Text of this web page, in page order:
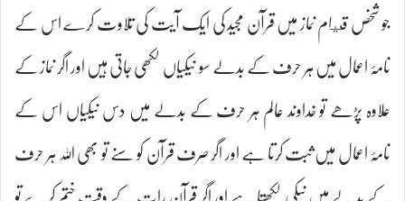
جو شخص قيام نماز میں قرآن مجید کی ایک آیت کی تلاوت کرے اس کے
نامۂ اعمال میں ہر حرف کے بدلے سو نیکیاں لکھی جاتی ہیں اور اگر نماز کے
علاوہ پڑھے تو خداوند عالم ہر حرف کے بدلے میں دس نیکیاں اس کے
نامۂ اعمال میں ثبت کرتا ہے اور اگر صرف قرآن کو سنے تو بھی اللہ ہر حرف